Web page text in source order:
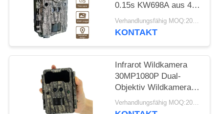
0.15s KW698A aus 4K,
das Kamera KEIN
GLÜHEN jagt
Verhandlungsfähig MOQ:20pcs
KONTAKT
Infrarot Wildkamera
30MP1080P Dual-
Objektiv Wildkameras
für Outdoor
Wildtierfalle
Verhandlungsfähig MOQ:20pcs